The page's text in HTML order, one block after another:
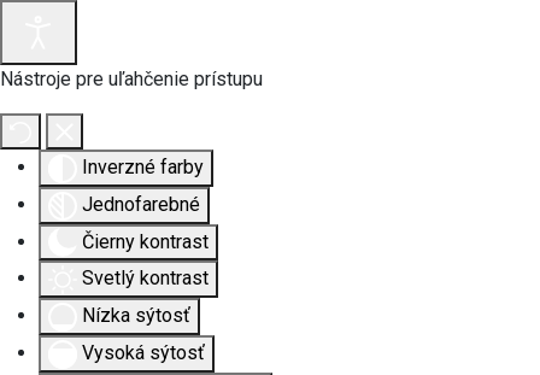
Nástroje pre uľahčenie prístupu
Inverzné farby
Jednofarebné
Čierny kontrast
Svetlý kontrast
Nízka sýtosť
Vysoká sýtosť